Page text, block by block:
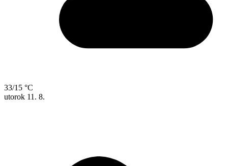
33/15 °C
utorok 11. 8.